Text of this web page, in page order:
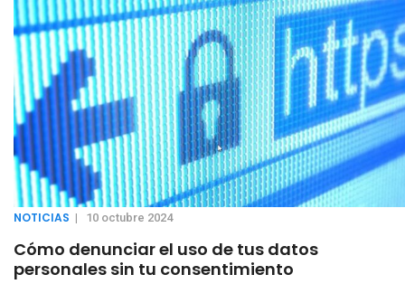
NOTICIAS | 10 octubre 2024
Cómo denunciar el uso de tus datos
personales sin tu consentimiento